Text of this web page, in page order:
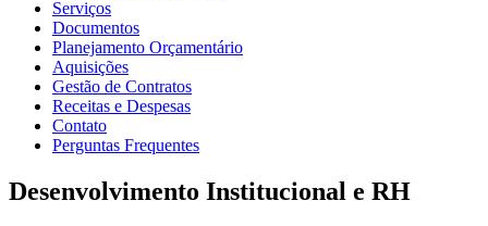
Serviços
Documentos
Planejamento Orçamentário
Aquisições
Gestão de Contratos
Receitas e Despesas
Contato
Perguntas Frequentes
Desenvolvimento Institucional e RH